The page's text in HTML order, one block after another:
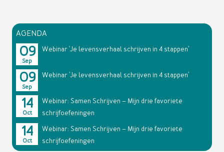
AGENDA
09
Sep
Webinar 'Je levensverhaal schrijven in 4 stappen'
09
Sep
Webinar 'Je levensverhaal schrijven in 4 stappen'
14
Oct
Webinar: Samen Schrijven – Mijn drie favoriete
schrijfoefeningen
14
Oct
Webinar: Samen Schrijven – Mijn drie favoriete
schrijfoefeningen